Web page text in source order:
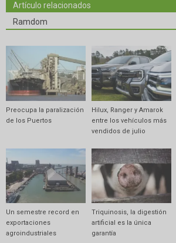
Artículo relacionados
Ramdom
Preocupa la paralización
de los Puertos
Hilux, Ranger y Amarok
entre los vehículos más
vendidos de julio
Un semestre record en
exportaciones
agroindustriales
Triquinosis, la digestión
artificial es la única
garantía